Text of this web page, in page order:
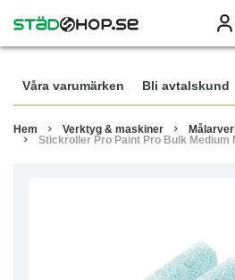
Våra varumärken Bli avtalskund
Hem Verktyg & maskiner
Stickroller Pro Paint Pro Bulk